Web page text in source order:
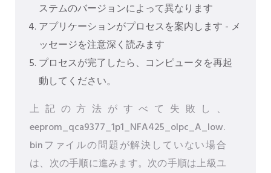
ステムのバージョンによって異なります
アプリケーションがプロセスを案内します - メ
ッセージを注意深く読みます
プロセスが完了したら、コンピュータを再起
動してください。
上記の方法がすべて失敗し、
eeprom_qca9377_1p1_NFA425_olpc_A_low.
binファイルの問題が解決していない場合
は、次の手順に進みます。次の手順は上級ユ